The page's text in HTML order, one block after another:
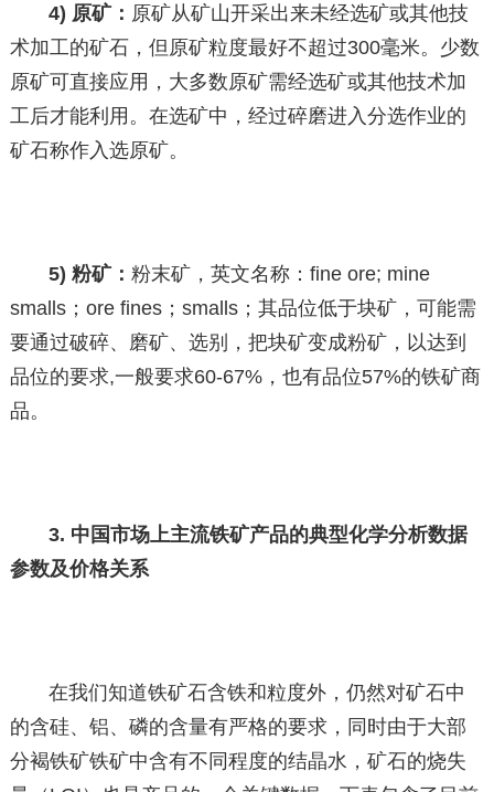
4) 原矿： 原矿从矿山开采出来未经选矿或其他技
术加工的矿石，但原矿粒度最好不超过300毫米。少数
原矿可直接应用，大多数原矿需经选矿或其他技术加
工后才能利用。在选矿中，经过碎磨进入分选作业的
矿石称作入选原矿。
5) 粉矿：粉末矿，英文名称：fine ore; mine
smalls；ore fines；smalls；其品位低于块矿，可能需
要通过破碎、磨矿、选别，把块矿变成粉矿，以达到
品位的要求,一般要求60-67%，也有品位57%的铁矿商
品。
3. 中国市场上主流铁矿产品的典型化学分析数据
参数及价格关系
在我们知道铁矿石含铁和粒度外，仍然对矿石中
的含硅、铝、磷的含量有严格的要求，同时由于大部
分褐铁矿铁矿中含有不同程度的结晶水，矿石的烧失